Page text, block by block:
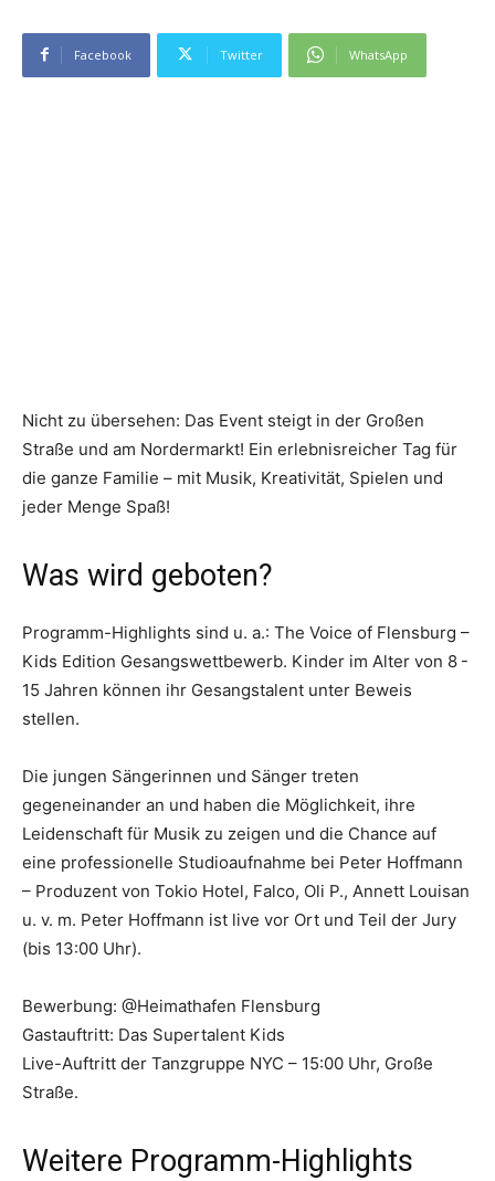
Facebook Twitter WhatsApp
Nicht zu übersehen: Das Event steigt in der Großen
Straße und am Nordermarkt! Ein erlebnisreicher Tag für
die ganze Familie – mit Musik, Kreativität, Spielen und
jeder Menge Spaß!
Was wird geboten?
Programm-Highlights sind u. a.: The Voice of Flensburg –
Kids Edition Gesangswettbewerb. Kinder im Alter von 8 -
15 Jahren können ihr Gesangstalent unter Beweis
stellen.
Die jungen Sängerinnen und Sänger treten
gegeneinander an und haben die Möglichkeit, ihre
Leidenschaft für Musik zu zeigen und die Chance auf
eine professionelle Studioaufnahme bei Peter Hoffmann
– Produzent von Tokio Hotel, Falco, Oli P., Annett Louisan
u. v. m. Peter Hoffmann ist live vor Ort und Teil der Jury
(bis 13:00 Uhr).
Bewerbung: @Heimathafen Flensburg
Gastauftritt: Das Supertalent Kids
Live-Auftritt der Tanzgruppe NYC – 15:00 Uhr, Große
Straße.
Weitere Programm-Highlights